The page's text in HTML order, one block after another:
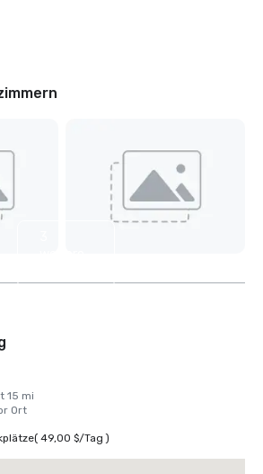
15 mi
Ort
( 49,00 $/Tag )